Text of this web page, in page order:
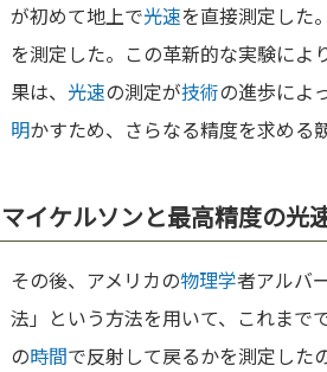
が初めて地上で光速を直接測定した
を測定した。この革新的な実験によ
果は、 光速の測定が技術の進歩によ
明かすため、さらなる精度を求める
マイケルソンと最高精度の光
その後、アメリカの物理学者アルバ
法」という方法を用いて、これまで
の時間で反射して戻るかを測定した